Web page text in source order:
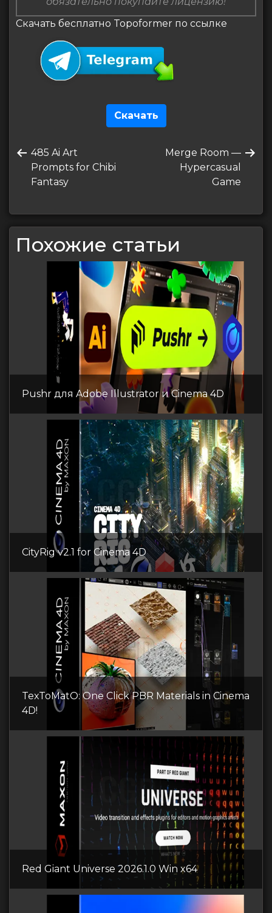
Скачать бесплатно Topoformer по ссылке
Скачать
по
записям
Предыдущая
запись
485 Ai Art
Prompts for Chibi
Fantasy
Следующая
запись
Merge Room —
Hypercasual
Game
Похожие статьи
Pushr для Adobe Illustrator и Cinema 4D
CityRig v2.1 for Cinema 4D
TexToMatO: One Click PBR Materials in Cinema
4D!
Red Giant Universe 2026.1.0 Win x64